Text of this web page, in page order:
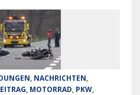
, NACHRICHTEN,
, MOTORRAD, PKW,